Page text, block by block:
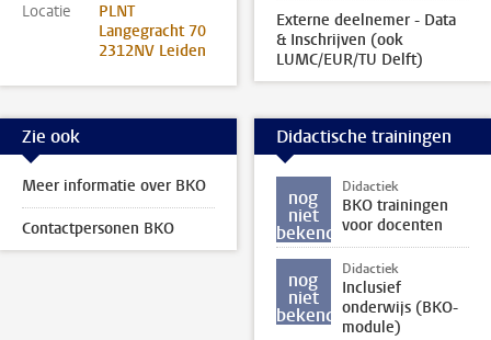
Locatie
PLNT
Langegracht 70
2312NV Leiden
Externe deelnemer - Data
& Inschrijven (ook
LUMC/EUR/TU Delft)
Zie ook
Meer informatie over BKO
Contactpersonen BKO
Didactische trainingen
nog
niet
bekend
Didactiek
BKO trainingen
voor docenten
nog
niet
bekend
Didactiek
Inclusief
onderwijs (BKO-
module)